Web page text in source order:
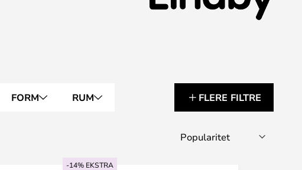
FORM RUM FLERE FILTRE
-14% EKSTRA